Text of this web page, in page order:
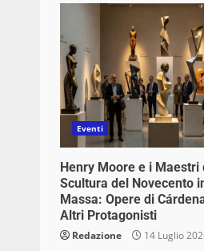
Eventi
Henry Moore e i Maestri
Scultura del Novecento
Massa: Opere di
Altri Protagonisti
Redazione 14 Luglio